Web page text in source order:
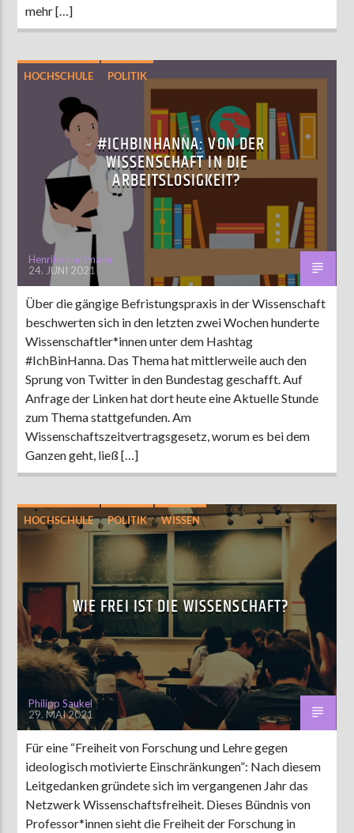
mehr […]
HOCHSCHULE POLITIK
#ICHBINHANNA: VON DER
WISSENSCHAFT IN DIE
ARBEITSLOSIGKEIT?
Henrike Hartmann
24. JUNI 2021
Über die gängige Befristungspraxis in der Wissenschaft
beschwerten sich in den letzten zwei Wochen hunderte
Wissenschaftler*innen unter dem Hashtag
#IchBinHanna. Das Thema hat mittlerweile auch den
Sprung von Twitter in den Bundestag geschafft. Auf
Anfrage der Linken hat dort heute eine Aktuelle Stunde
zum Thema stattgefunden. Am
Wissenschaftszeitvertragsgesetz, worum es bei dem
Ganzen geht, ließ […]
HOCHSCHULE POLITIK WISSEN
WIE FREI IST DIE WISSENSCHAFT?
Philipp Saukel
29. MAI 2021
Für eine “Freiheit von Forschung und Lehre gegen
ideologisch motivierte Einschränkungen”: Nach diesem
Leitgedanken gründete sich im vergangenen Jahr das
Netzwerk Wissenschaftsfreiheit. Dieses Bündnis von
Professor*innen sieht die Freiheit der Forschung in